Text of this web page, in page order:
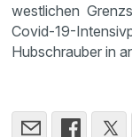
westlichen
Covid-19-
Hubschrauber in